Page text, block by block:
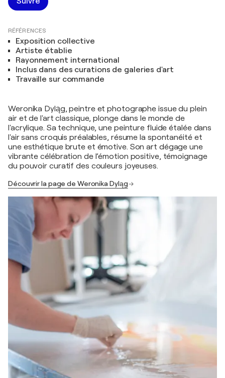
RÉFÉRENCES
Exposition collective
Artiste établie
Rayonnement international
Inclus dans des curations de galeries d'art
Travaille sur commande
Weronika Dyląg, peintre et photographe issue du plein
air et de l'art classique, plonge dans le monde de
l'acrylique. Sa technique, une peinture fluide étalée dans
l'air sans croquis préalables, résume la spontanéité et
une esthétique brute et émotive. Son art dégage une
vibrante célébration de l’émotion positive, témoignage
du pouvoir curatif des couleurs joyeuses.
Découvrir la page de Weronika Dyląg